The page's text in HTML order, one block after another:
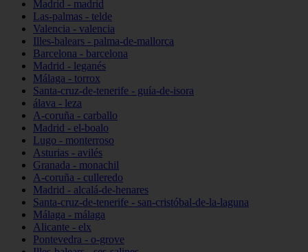
Madrid - madrid
Las-palmas - telde
Valencia - valencia
Illes-balears - palma-de-mallorca
Barcelona - barcelona
Madrid - leganés
Málaga - torrox
Santa-cruz-de-tenerife - guía-de-isora
álava - leza
A-coruña - carballo
Madrid - el-boalo
Lugo - monterroso
Asturias - avilés
Granada - monachil
A-coruña - culleredo
Madrid - alcalá-de-henares
Santa-cruz-de-tenerife - san-cristóbal-de-la-laguna
Málaga - málaga
Alicante - elx
Pontevedra - o-grove